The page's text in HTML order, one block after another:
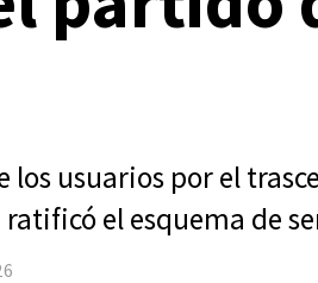
los usuarios por el
el esquema de